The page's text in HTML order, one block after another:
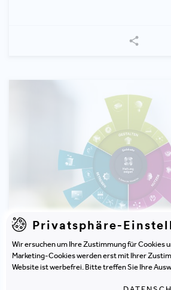
Mind:shift – Energie neu
Privatsphäre-
Wir ersuchen um Ihre Zustimmung für Cookies
Marketing-Cookies werden erst mit Ihrer
Website ist werbefrei. Bitte treffen Sie Ihre